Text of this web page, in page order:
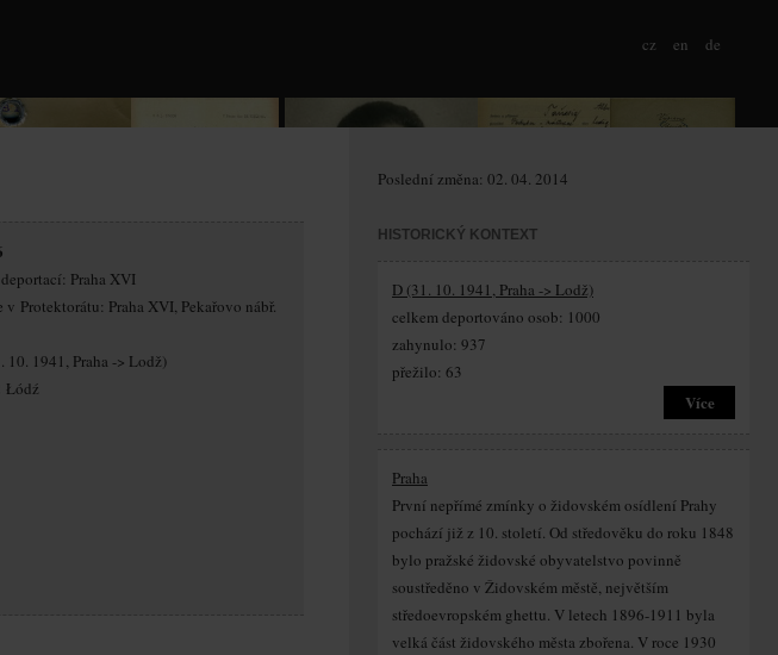
cz en de
Praha XVI
v Protektorátu: Praha XVI, Pekařovo nábř.
10. 1941, Praha -> Lodž)
Łódź
Poslední změna: 02. 04. 2014
HISTORICKÝ KONTEXT
D (31. 10. 1941, Praha -> Lodž)
celkem deportováno osob: 1000
zahynulo: 937
přežilo: 63
Více
Praha
První nepřímé zmínky o židovském osídlení Prahy
pochází již z 10. století. Od středověku do roku 1848
bylo pražské židovské obyvatelstvo povinně
soustředěno v Židovském městě, největším
středoevropském ghettu. V letech 1896-1911 byla
velká část židovského města zbořena. V roce 1930